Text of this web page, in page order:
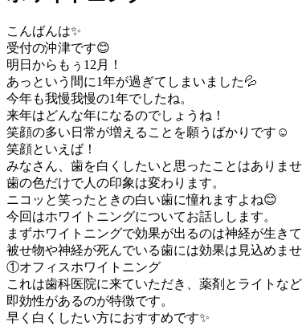
こんばんは✨
受付の沖津です😊
明日からもぅ12月！
あっという間に1年が過ぎてしまいました💦
今年も我慢我慢の1年でしたね。
来年はどんな年になるのでしょうね！
笑顔の多い日常が増えることを願うばかりです☺️
笑顔といえば！
みなさん、歯を白くしたいと思ったことはありま
歯の色だけで人の印象は変わります。
ニコッと笑ったときの白い歯に憧れますよね😊
今回はホワイトニングについてお話しします。
まずホワイトニングで効果が出るのは神経が生き
被せ物や神経が死んでいる歯には効果は見込めませ
①オフィスホワイトニング
これは歯科医院に来ていただき、薬剤とライトな
即効性があるのが特徴です。
早く白くしたい方におすすめです✨